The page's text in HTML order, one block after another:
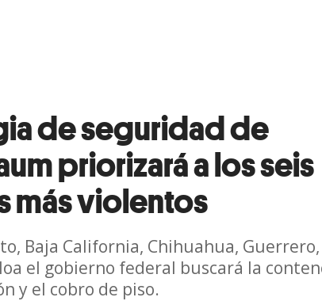
de seguridad de
priorizará a los seis
más violentos
Baja California, Chihuahua, Guerrero,
el gobierno federal buscará la
y el cobro de piso.